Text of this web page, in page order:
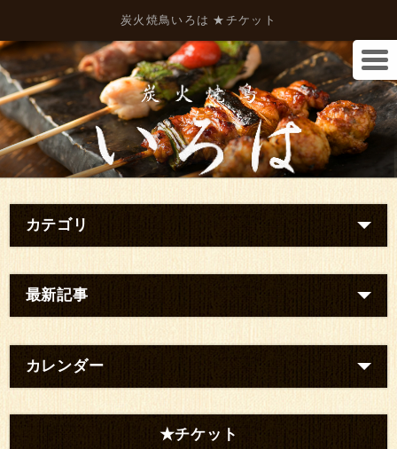
炭火焼鳥いろは ★チケット
カテゴリ
最新記事
カレンダー
★チケット